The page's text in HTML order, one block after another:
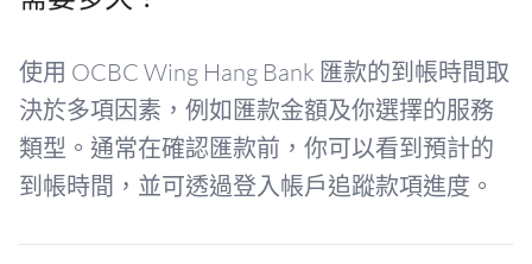
使用 OCBC Wing Hang Bank 匯款的到帳時間取
決於多項因素，例如匯款金額及你選擇的服務
類型。通常在確認匯款前，你可以看到預計的
到帳時間，並可透過登入帳戶追蹤款項進度。